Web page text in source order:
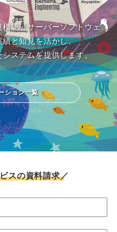
認証サーバーソフトウェ
と知見を活かし、
ステムを提供します。
ション一覧
スの資料請求／